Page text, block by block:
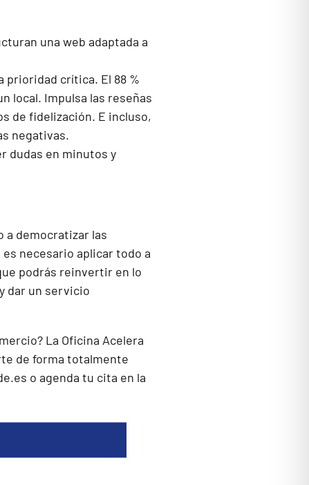
una web adaptada a
prioridad crítica. El 88 %
local. Impulsa las reseñas
de fidelización. E incluso,
negativas.
dudas en minutos y
democratizar las
necesario aplicar todo a
podrás reinvertir en lo
dar un servicio
La Oficina Acelera
de forma totalmente
o agenda tu cita en la